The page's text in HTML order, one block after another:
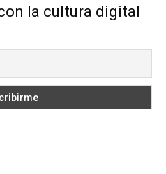
la cultura digital